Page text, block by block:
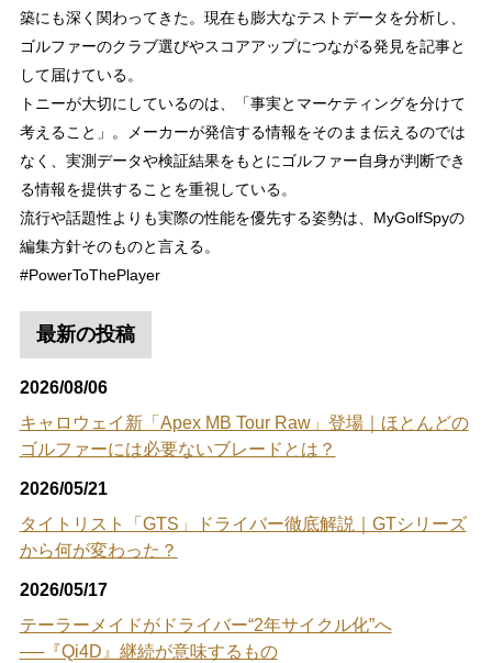
築にも深く関わってきた。現在も膨大なテストデータを分析し、
ゴルファーのクラブ選びやスコアアップにつながる発見を記事と
して届けている。
トニーが大切にしているのは、「事実とマーケティングを分けて
考えること」。メーカーが発信する情報をそのまま伝えるのでは
なく、実測データや検証結果をもとにゴルファー自身が判断でき
る情報を提供することを重視している。
流行や話題性よりも実際の性能を優先する姿勢は、MyGolfSpyの
編集方針そのものと言える。
#PowerToThePlayer
最新の投稿
2026/08/06
キャロウェイ新「Apex MB Tour Raw」登場｜ほとんどの
ゴルファーには必要ないブレードとは？
2026/05/21
タイトリスト「GTS」ドライバー徹底解説｜GTシリーズ
から何が変わった？
2026/05/17
テーラーメイドがドライバー“2年サイクル化”へ
──『Qi4D』継続が意味するもの